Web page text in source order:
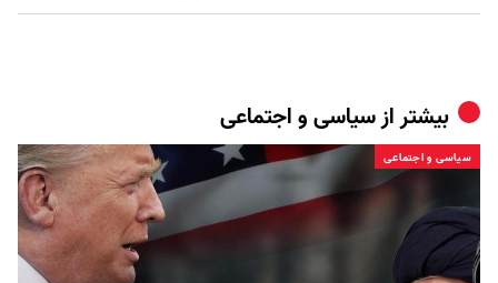
بیشتر ازسیاسی و اجتماعی
سیاسی و اجتماعی